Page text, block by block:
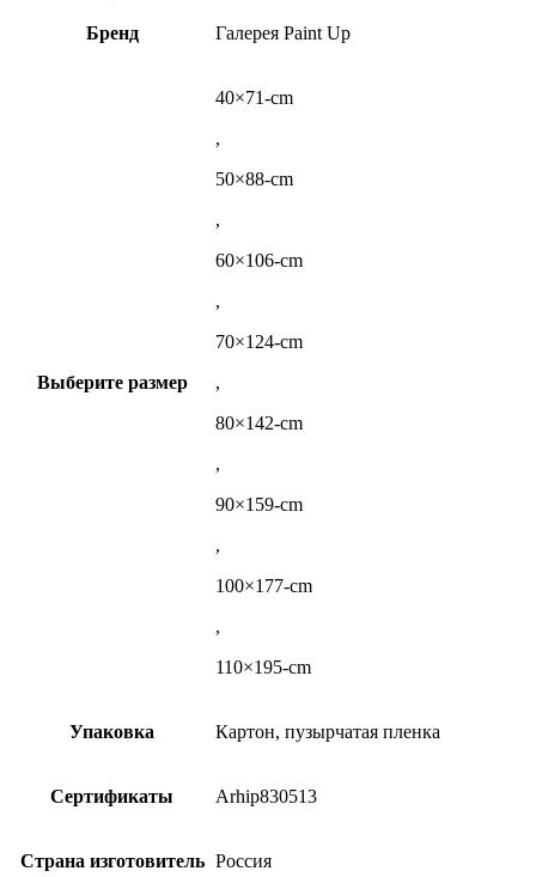
Бренд Галерея Paint Up
Выберите размер
40×71-cm
,
50×88-cm
,
60×106-cm
,
70×124-cm
,
80×142-cm
,
90×159-cm
,
100×177-cm
,
110×195-cm
Упаковка Картон, пузырчатая пленка
Сертификаты Arhip830513
Страна изготовитель Россия